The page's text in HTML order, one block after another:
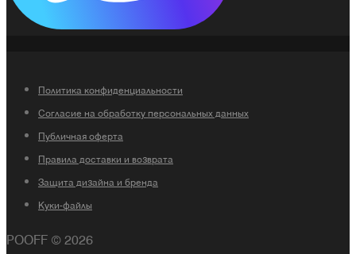
Политика конфиденциальности
Согласие на обработку персональных данных
Публичная оферта
Правила доставки и возврата
Защита дизайна и бренда
Куки-файлы
POOFF © 2026